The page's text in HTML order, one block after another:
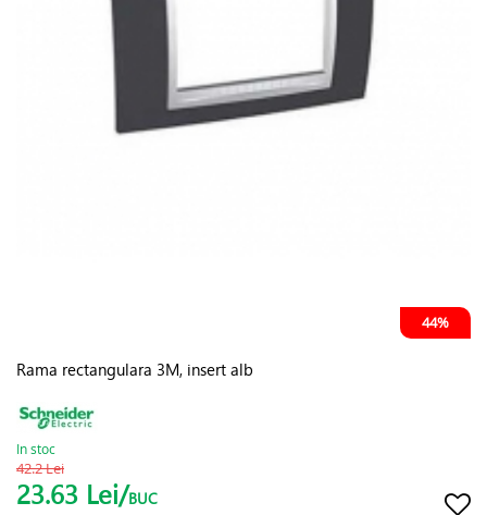
44%
Rama rectangulara 3M, insert alb
In stoc
42.2 Lei
23.63 Lei/BUC